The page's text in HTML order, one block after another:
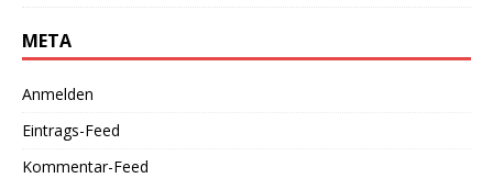
META
Anmelden
Eintrags-Feed
Kommentar-Feed